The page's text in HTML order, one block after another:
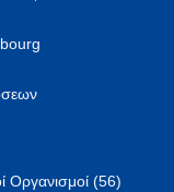
Οργανισμοί (56)